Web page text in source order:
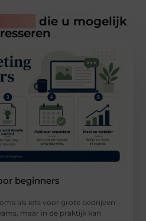
die u mogelijk
beginners
als iets voor grote bedrijven
maar in de praktijk kan